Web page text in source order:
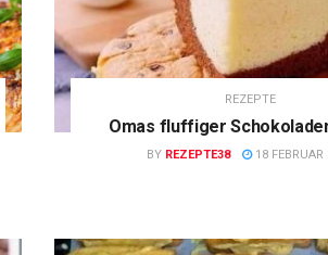
REZEPTE
Omas fluffiger
BY REZEPTE38 18 FEBRUAR